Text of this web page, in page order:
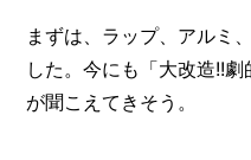
まずは、ラップ、アルミ
した。今にも「大改造!!
が聞こえてきそう。